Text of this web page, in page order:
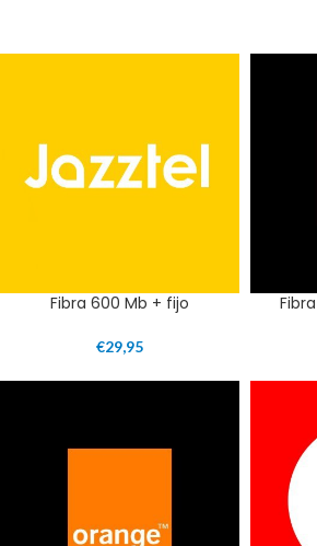
Fibra 600 Mb + fijo
€29,95